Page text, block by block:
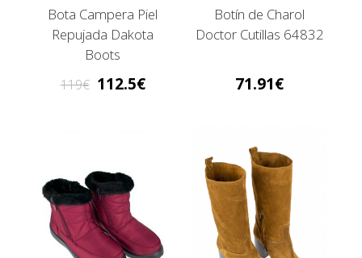
Bota Campera Piel
Repujada Dakota
Boots
119 112.5
Botín de Charol
Doctor Cutillas 64832
71.91